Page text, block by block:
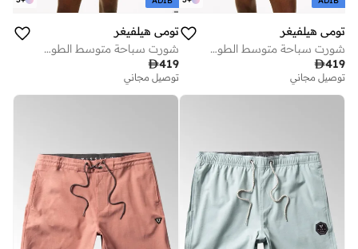
تومي هيلفيغر
شورت سباحة متوسط الطول مزين بطبعات
419
توصيل مجاني
تومي هيلفيغر
شورت سباحة متوسط الطول مزين بطبعات
419
توصيل مجاني